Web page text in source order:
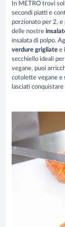
In METRO trovi
secondi piatti e
porzionato per 2, e
delle nostre
insalata di polpo.
verdure grigliate e
secchiello ideali
vegane, puoi
cotolette vegane e
lasciati